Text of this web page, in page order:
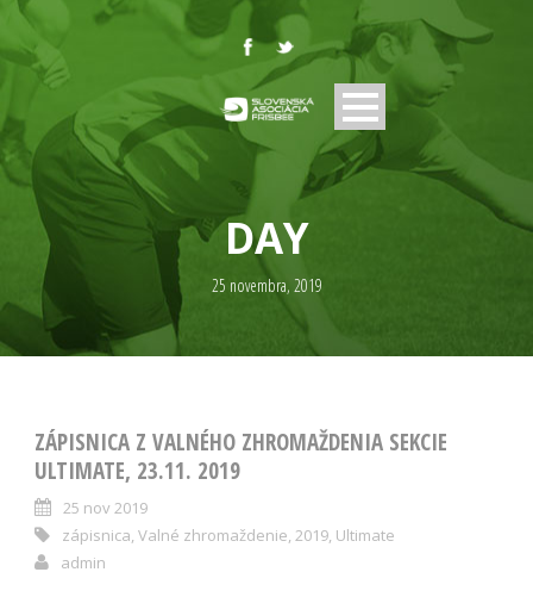
DAY
25 novembra, 2019
ZÁPISNICA Z VALNÉHO ZHROMAŽDENIA SEKCIE
ULTIMATE, 23.11. 2019
25 nov 2019
zápisnica, Valné zhromaždenie, 2019, Ultimate
admin